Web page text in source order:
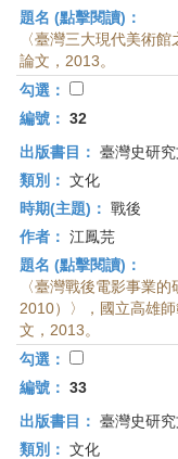
題名 (點擊閱讀)：
〈臺灣三大現代美術
論文，2013。
勾選：
編號： 32
出版書目： 臺灣史研
類別： 文化
時期(主題)： 戰後
作者： 江鳳芫
題名 (點擊閱讀)：
〈臺灣戰後電影事業
2010）〉，國立高雄
文，2013。
勾選：
編號： 33
出版書目： 臺灣史研
類別： 文化